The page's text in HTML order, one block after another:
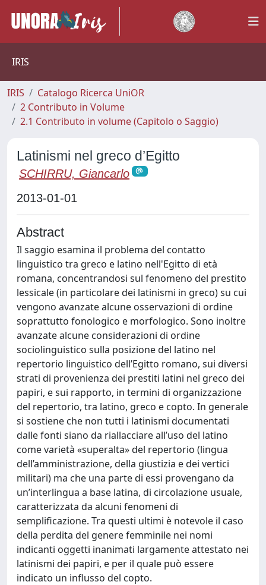
IRIS
IRIS
Catalogo Ricerca UniOR
2 Contributo in Volume
2.1 Contributo in volume (Capitolo o Saggio)
Latinismi nel greco d’Egitto
SCHIRRU, Giancarlo
2013-01-01
Abstract
Il saggio esamina il problema del contatto
linguistico tra greco e latino nell'Egitto di età
romana, concentrandosi sul fenomeno del prestito
lessicale (in particolare dei latinismi in greco) su cui
vengono avanzate alcune osservazioni di ordine
soprattutto fonologico e morfologico. Sono inoltre
avanzate alcune considerazioni di ordine
sociolinguistico sulla posizione del latino nel
repertorio linguistico dell’Egitto romano, sui diversi
strati di provenienza dei prestiti latini nel greco dei
papiri, e sui rapporto, in termini di organizzazione
del repertorio, tra latino, greco e copto. In generale
si sostiene che non tutti i latinismi documentati
dalle fonti siano da riallacciare all’uso del latino
come varietà «superalta» del repertorio (lingua
dell’amministrazione, della giustizia e dei vertici
militari) ma che una parte di essi provengano da
un’interlingua a base latina, di circolazione usuale,
caratterizzata da alcuni fenomeni di
semplificazione. Tra questi ultimi è notevole il caso
della perdita del genere femminile nei nomi
indicanti oggetti inanimati largamente attestato nei
latinismi dei papiri, e per il quale può essere
indicato un influsso del copto.